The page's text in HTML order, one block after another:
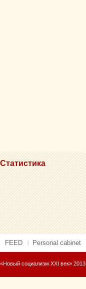
Статистика
FEED Personal cabinet
«Новый социализм XXI век» 2013